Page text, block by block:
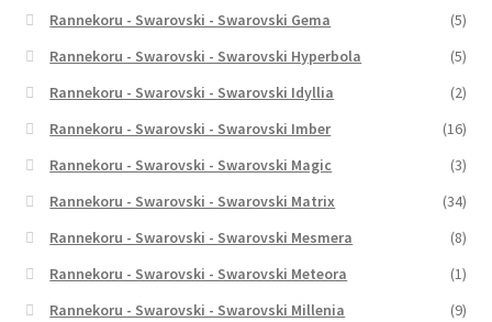
Rannekoru - Swarovski - Swarovski Gema
(5)
Rannekoru - Swarovski - Swarovski Hyperbola
(5)
Rannekoru - Swarovski - Swarovski Idyllia
(2)
Rannekoru - Swarovski - Swarovski Imber
(16)
Rannekoru - Swarovski - Swarovski Magic
(3)
Rannekoru - Swarovski - Swarovski Matrix
(34)
Rannekoru - Swarovski - Swarovski Mesmera
(8)
Rannekoru - Swarovski - Swarovski Meteora
(1)
Rannekoru - Swarovski - Swarovski Millenia
(9)